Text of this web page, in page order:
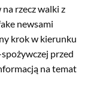
rzecz walki z
newsami
krok w kierunku
przed
na temat